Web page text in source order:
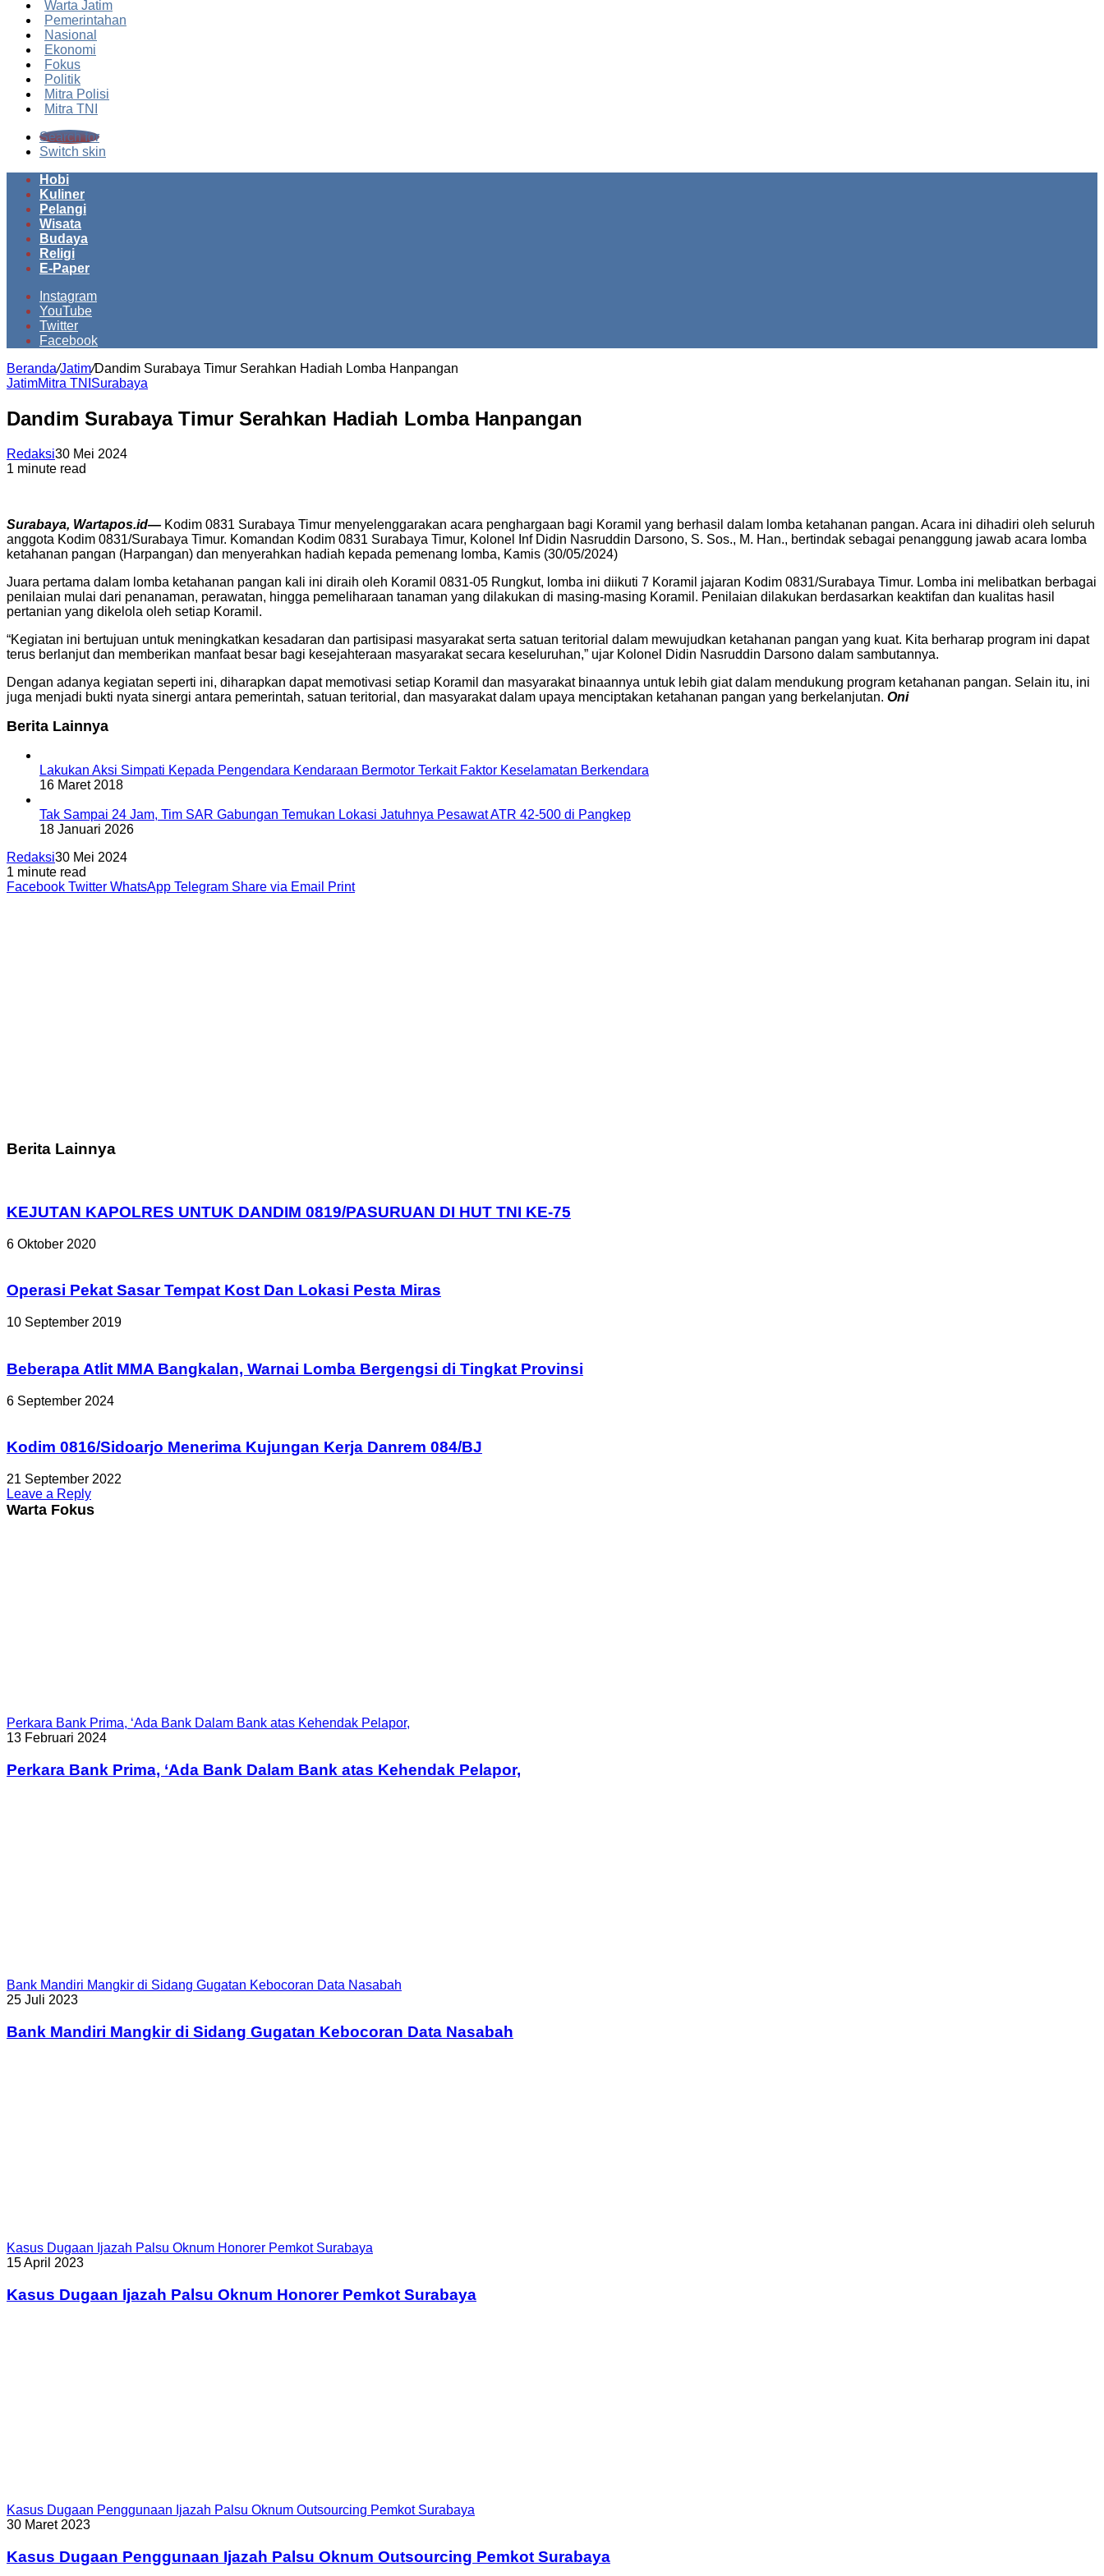
Warta Jatim
Pemerintahan
Nasional
Ekonomi
Fokus
Politik
Mitra Polisi
Mitra TNI
Search for
Switch skin
Hobi
Kuliner
Pelangi
Wisata
Budaya
Religi
E-Paper
Instagram
YouTube
Twitter
Facebook
Beranda/Jatim/Dandim Surabaya Timur Serahkan Hadiah Lomba Hanpangan
JatimMitra TNI Surabaya
Dandim Surabaya Timur Serahkan Hadiah Lomba Hanpangan
Redaksi30 Mei 2024
1 minute read
Surabaya, Wartapos.id— Kodim 0831 Surabaya Timur menyelenggarakan acara penghargaan bagi Koramil yang berhasil dalam lomba ketahanan pangan. Acara ini dihadiri oleh seluruh
anggota Kodim 0831/Surabaya Timur. Komandan Kodim 0831 Surabaya Timur, Kolonel Inf Didin Nasruddin Darsono, S. Sos., M. Han., bertindak sebagai penanggung jawab acara lomba
ketahanan pangan (Harpangan) dan menyerahkan hadiah kepada pemenang lomba, Kamis (30/05/2024)
Juara pertama dalam lomba ketahanan pangan kali ini diraih oleh Koramil 0831-05 Rungkut, lomba ini diikuti 7 Koramil jajaran Kodim 0831/Surabaya Timur. Lomba ini melibatkan berbagai
penilaian mulai dari penanaman, perawatan, hingga pemeliharaan tanaman yang dilakukan di masing-masing Koramil. Penilaian dilakukan berdasarkan keaktifan dan kualitas hasil
pertanian yang dikelola oleh setiap Koramil.
“Kegiatan ini bertujuan untuk meningkatkan kesadaran dan partisipasi masyarakat serta satuan teritorial dalam mewujudkan ketahanan pangan yang kuat. Kita berharap program ini dapat
terus berlanjut dan memberikan manfaat besar bagi kesejahteraan masyarakat secara keseluruhan,” ujar Kolonel Didin Nasruddin Darsono dalam sambutannya.
Dengan adanya kegiatan seperti ini, diharapkan dapat memotivasi setiap Koramil dan masyarakat binaannya untuk lebih giat dalam mendukung program ketahanan pangan. Selain itu, ini
juga menjadi bukti nyata sinergi antara pemerintah, satuan teritorial, dan masyarakat dalam upaya menciptakan ketahanan pangan yang berkelanjutan. Oni
Berita Lainnya
Lakukan Aksi Simpati Kepada Pengendara Kendaraan Bermotor Terkait Faktor Keselamatan Berkendara
16 Maret 2018
Tak Sampai 24 Jam, Tim SAR Gabungan Temukan Lokasi Jatuhnya Pesawat ATR 42-500 di Pangkep
18 Januari 2026
Redaksi30 Mei 2024
1 minute read
Facebook Twitter WhatsApp Telegram Share via Email Print
Berita Lainnya
KEJUTAN KAPOLRES UNTUK DANDIM 0819/PASURUAN DI HUT TNI KE-75
6 Oktober 2020
Operasi Pekat Sasar Tempat Kost Dan Lokasi Pesta Miras
10 September 2019
Beberapa Atlit MMA Bangkalan, Warnai Lomba Bergengsi di Tingkat Provinsi
6 September 2024
Kodim 0816/Sidoarjo Menerima Kujungan Kerja Danrem 084/BJ
21 September 2022
Leave a Reply
Warta Fokus
Perkara Bank Prima, ‘Ada Bank Dalam Bank atas Kehendak Pelapor,
13 Februari 2024
Perkara Bank Prima, ‘Ada Bank Dalam Bank atas Kehendak Pelapor,
Bank Mandiri Mangkir di Sidang Gugatan Kebocoran Data Nasabah
25 Juli 2023
Bank Mandiri Mangkir di Sidang Gugatan Kebocoran Data Nasabah
Kasus Dugaan Ijazah Palsu Oknum Honorer Pemkot Surabaya
15 April 2023
Kasus Dugaan Ijazah Palsu Oknum Honorer Pemkot Surabaya
Kasus Dugaan Penggunaan Ijazah Palsu Oknum Outsourcing Pemkot Surabaya
30 Maret 2023
Kasus Dugaan Penggunaan Ijazah Palsu Oknum Outsourcing Pemkot Surabaya